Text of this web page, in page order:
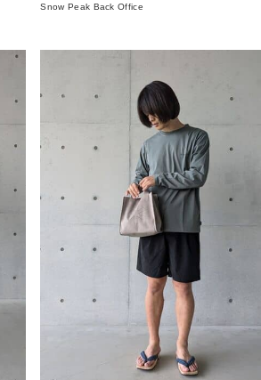
Snow Peak Back Office